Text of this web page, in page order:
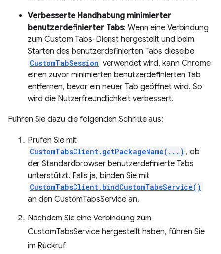
Verbesserte Handhabung minimierter
benutzerdefinierter Tabs: Wenn eine Verbindung
zum Custom Tabs-Dienst hergestellt und beim
Starten des benutzerdefinierten Tabs dieselbe
CustomTabSession verwendet wird, kann Chrome
einen zuvor minimierten benutzerdefinierten Tab
entfernen, bevor ein neuer Tab geöffnet wird. So
wird die Nutzerfreundlichkeit verbessert.
Führen Sie dazu die folgenden Schritte aus:
Prüfen Sie mit
CustomTabsClient.getPackageName(...) , ob
der Standardbrowser benutzerdefinierte Tabs
unterstützt. Falls ja, binden Sie mit
CustomTabsClient.bindCustomTabsService()
an den CustomTabsService an.
Nachdem Sie eine Verbindung zum
CustomTabsService hergestellt haben, führen Sie
im Rückruf